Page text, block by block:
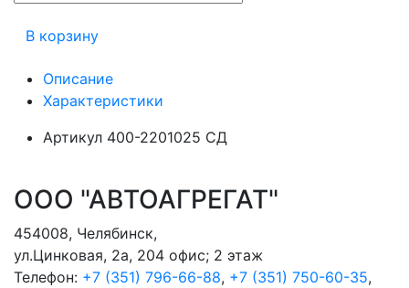
В корзину
Описание
Характеристики
Артикул 400-2201025 СД
ООО "АВТОАГРЕГАТ"
454008, Челябинск,
ул.Цинковая, 2а, 204 офис; 2 этаж
Телефон: +7 (351) 796-66-88, +7 (351) 750-60-35,